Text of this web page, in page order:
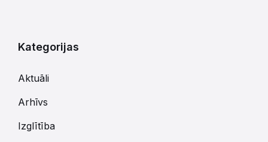
Kategorijas
Aktuāli
Arhīvs
Izglītība